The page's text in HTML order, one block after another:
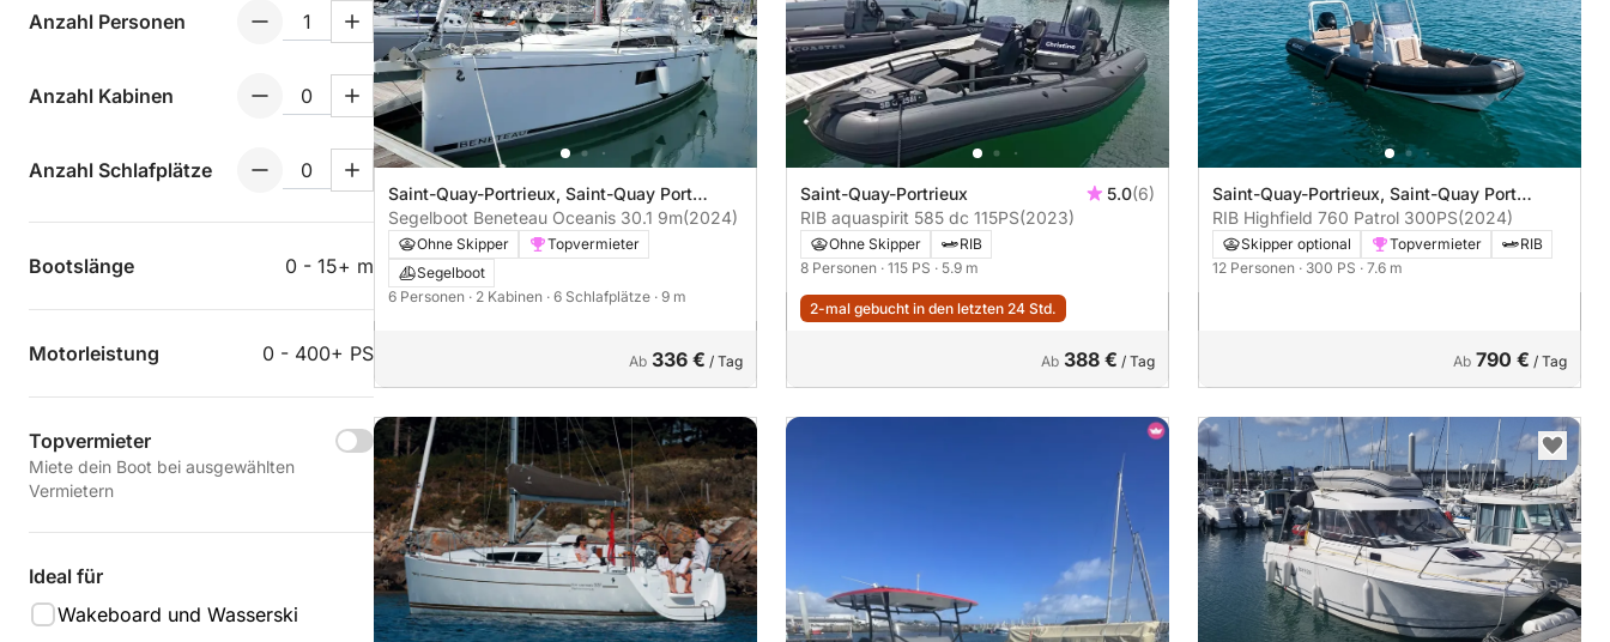
Anzahl Personen
Anzahl Kabinen
Anzahl Schlafplätze
Bootslänge 0 - 15+ m
Motorleistung 0 - 400+ PS
Topvermieter
Miete dein Boot bei ausgewählten
Vermietern
Ideal für
Wakeboard und Wasserski
Saint-Quay-Portrieux, Saint-Quay Port
d'Armor
Segelboot Beneteau Oceanis 30.1 9m(2024)
Ohne Skipper
Topvermieter
Segelboot
6 Personen · 2 Kabinen · 6 Schlafplätze · 9 m
Ab 336 € / Tag
Saint-Quay-Portrieux 5.0(6)
RIB aquaspirit 585 dc 115PS(2023)
Ohne Skipper
RIB
8 Personen · 115 PS · 5.9 m
2-mal gebucht in den letzten 24 Std.
Ab 388 € / Tag
Saint-Quay-Portrieux, Saint-Quay Port
d'Armor
RIB Highfield 760 Patrol 300PS(2024)
Skipper optional Topvermieter
RIB
12 Personen · 300 PS · 7.6 m
Ab 790 € / Tag